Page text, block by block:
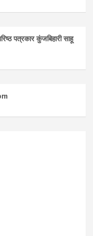
पत्रकार कुंजबिहारी साहू